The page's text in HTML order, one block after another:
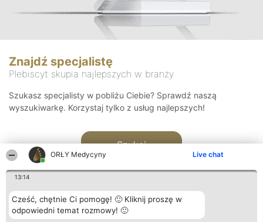
ORŁY Medycyny Live chat
13:14
Cześć, chętnie Ci pomogę! 🙂 Kliknij proszę w
odpowiedni temat rozmowy! 🙂
Znajdź specjalistę
Plebiscyt skupia najlepszych w branży
Szukasz specjalisty w pobliżu Ciebie? Sprawdź naszą
wyszukiwarkę. Korzystaj tylko z usług najlepszych!
Szukaj